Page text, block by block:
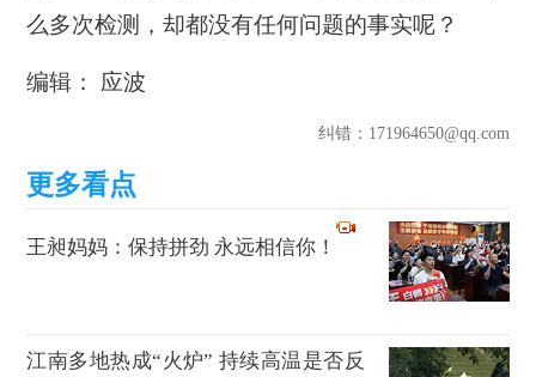
么多次检测，却都没有任何问题的事实呢？
编辑： 应波
纠错：171964650@qq.com
王昶妈妈：保持拼劲 永远相信你！
江南多地热成“火炉” 持续高温是否反